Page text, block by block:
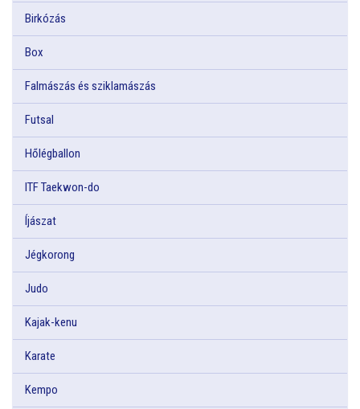
Birkózás
Box
Falmászás és sziklamászás
Futsal
Hőlégballon
ITF Taekwon-do
Íjászat
Jégkorong
Judo
Kajak-kenu
Karate
Kempo